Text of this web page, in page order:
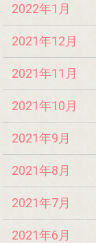
2022年1月
2021年12月
2021年11月
2021年10月
2021年9月
2021年8月
2021年7月
2021年6月